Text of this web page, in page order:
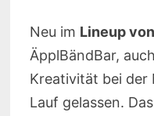
Neu im Lineup
ÄpplBändBar,
Kreativität bei der
Lauf gelassen.